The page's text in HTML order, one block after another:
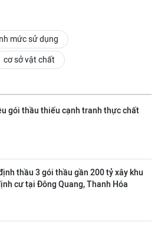
mức sử dụng
cơ sở vật chất
gói thầu thiếu cạnh tranh thực chất
thầu 3 gói thầu gần 200 tỷ xây khu
cư tại Đông Quang, Thanh Hóa